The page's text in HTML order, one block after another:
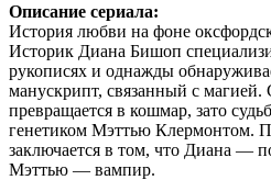
Описание сериала:
История любви на фоне
Историк Диана Бишоп
рукописях и однажды
манускрипт, связанный с
превращается в кошмар, зато
генетиком Мэттью Клермонтом.
заключается в том, что Диана —
Мэттью — вампир.